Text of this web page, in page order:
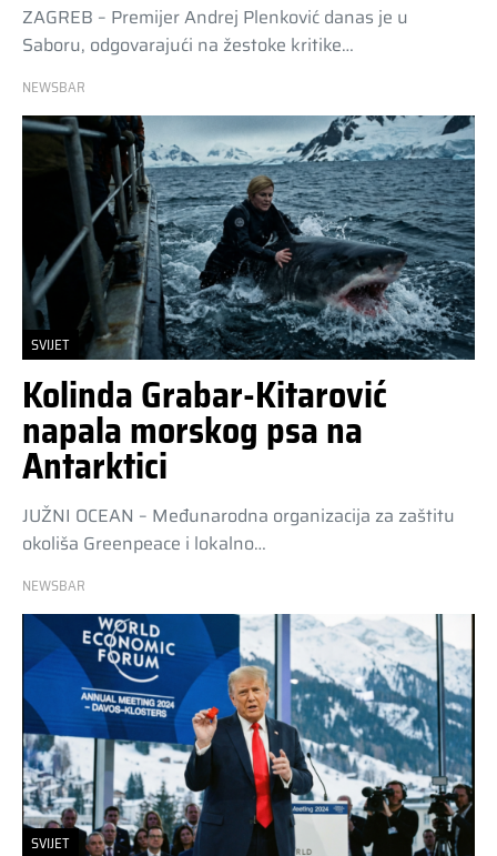
ZAGREB – Premijer Andrej Plenković danas je u
Saboru, odgovarajući na žestoke kritike…
NEWSBAR
SVIJET
Kolinda Grabar-Kitarović
napala morskog psa na
Antarktici
JUŽNI OCEAN – Međunarodna organizacija za zaštitu
okoliša Greenpeace i lokalno…
NEWSBAR
SVIJET